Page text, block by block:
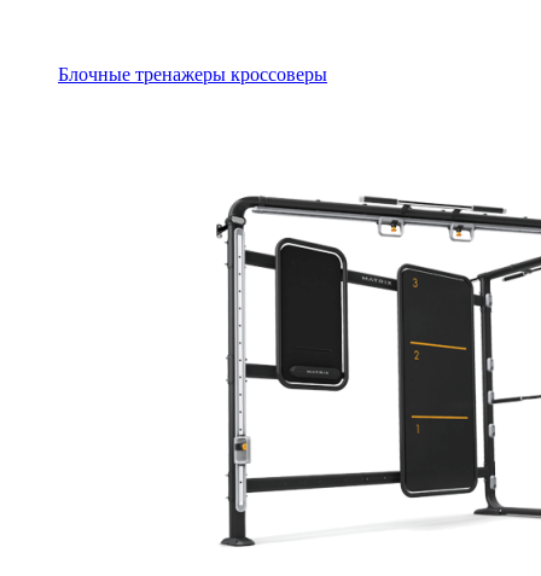
Блочные тренажеры кроссоверы